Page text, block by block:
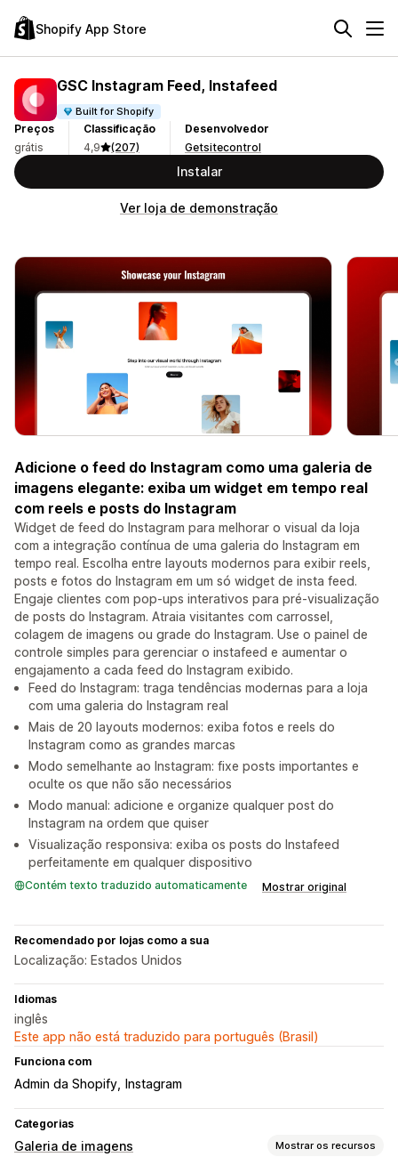
Shopify App Store
GSC Instagram Feed, Instafeed
Built for Shopify
Preços
grátis
Classificação
4,9
(207)
Desenvolvedor
Getsitecontrol
Instalar
Ver loja de demonstração
Adicione o feed do Instagram como uma galeria de
imagens elegante: exiba um widget em tempo real
com reels e posts do Instagram
Widget de feed do Instagram para melhorar o visual da loja
com a integração contínua de uma galeria do Instagram em
tempo real. Escolha entre layouts modernos para exibir reels,
posts e fotos do Instagram em um só widget de insta feed.
Engaje clientes com pop-ups interativos para pré-visualização
de posts do Instagram. Atraia visitantes com carrossel,
colagem de imagens ou grade do Instagram. Use o painel de
controle simples para gerenciar o instafeed e aumentar o
engajamento a cada feed do Instagram exibido.
Feed do Instagram: traga tendências modernas para a loja
com uma galeria do Instagram real
Mais de 20 layouts modernos: exiba fotos e reels do
Instagram como as grandes marcas
Modo semelhante ao Instagram: fixe posts importantes e
oculte os que não são necessários
Modo manual: adicione e organize qualquer post do
Instagram na ordem que quiser
Visualização responsiva: exiba os posts do Instafeed
perfeitamente em qualquer dispositivo
Contém texto traduzido automaticamente Mostrar original
Recomendado por lojas como a sua
Localização: Estados Unidos
Idiomas
inglês
Este app não está traduzido para português (Brasil)
Funciona com
Admin da Shopify Instagram
Categorias
Galeria de imagens Mostrar os recursos